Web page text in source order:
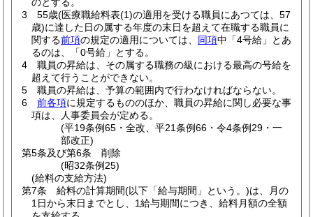
3
55歳(医療職給料表(1)の適用を受ける職員にあつては、57
歳)に達した日の属する年度の末日を超えて在職する職員に
関する前項の規定の適用については、 同項中「4号給」とあ
るのは、「0号給」とする。
4
職員の昇給は、その属する職務の級における最高の号給を
超えて行うことができない。
5
職員の昇給は、予算の範囲内で行わなければならない。
6
前各項に規定するもののほか、職員の昇給に関し必要な事
項は、人事委員会が定める。
(平19条例65・全改、平21条例66・令4条例29・一
部改正)
第5条及び第6条
削除
(昭32条例25)
(給料の支給方法)
第7条
給料の計算期間(以下「給与期間」という。)は、月の
1日から末日までとし、1給与期間につき、給料月額の全額